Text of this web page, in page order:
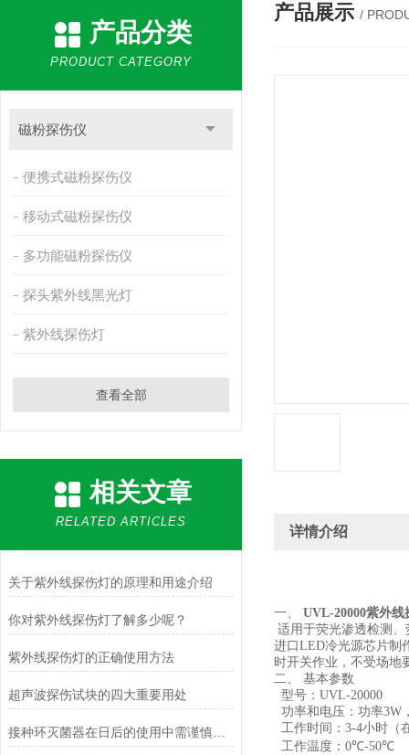
产品分类
PRODUCT CATEGORY
磁粉探伤仪
便携式磁粉探伤仪
移动式磁粉探伤仪
多功能磁粉探伤仪
探头紫外线黑光灯
紫外线探伤灯
查看全部
相关文章
RELATED ARTICLES
关于紫外线探伤灯的原理和用途介绍
你对紫外线探伤灯了解多少呢？
紫外线探伤灯的正确使用方法
超声波探伤试块的四大重要用处
接种环灭菌器在日后的使用中需谨慎注意
产品展示 /
详情介绍
一、 UVL-20000紫外线
适用于荧光渗透检测
进口 LED冷光源芯片制
时开关作业，不受场地
二、 基本参数
型号： UVL-20000
功率和电压：功率3W
工作时间： 3-4小时（
工作温度： 0℃-50℃